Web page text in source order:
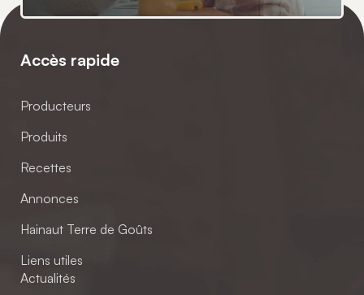
Accès rapide
Producteurs
Produits
Recettes
Annonces
Hainaut Terre de Goûts
Liens utiles
Actualités